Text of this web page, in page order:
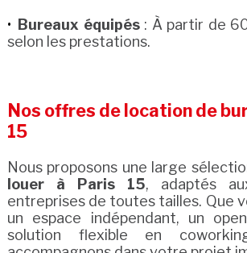
Bureaux équipés: À partir de
selon les prestations.
Nos offres de location de
15
Nous proposons une large
louer à Paris 15, adaptés
entreprises de toutes tailles. Que
un espace indépendant, un
solution flexible en